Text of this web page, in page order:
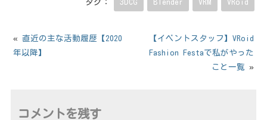
タグ： 3DCG Blender VRM VRoid
«直近の主な活動履歴【2020
年以降】
【イベントスタッフ】VRoid
Fashion Festaで私がやった
こと一覧 »
コメントを残す